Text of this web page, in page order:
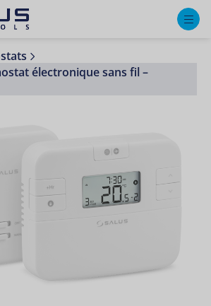
électronique sans fil –